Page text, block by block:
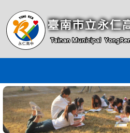
臺南市永仁高級中學全